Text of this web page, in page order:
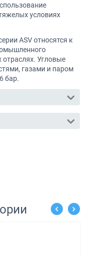
условиях
ASV относятся к
отраслях. Угловые
газами и паром
бар.